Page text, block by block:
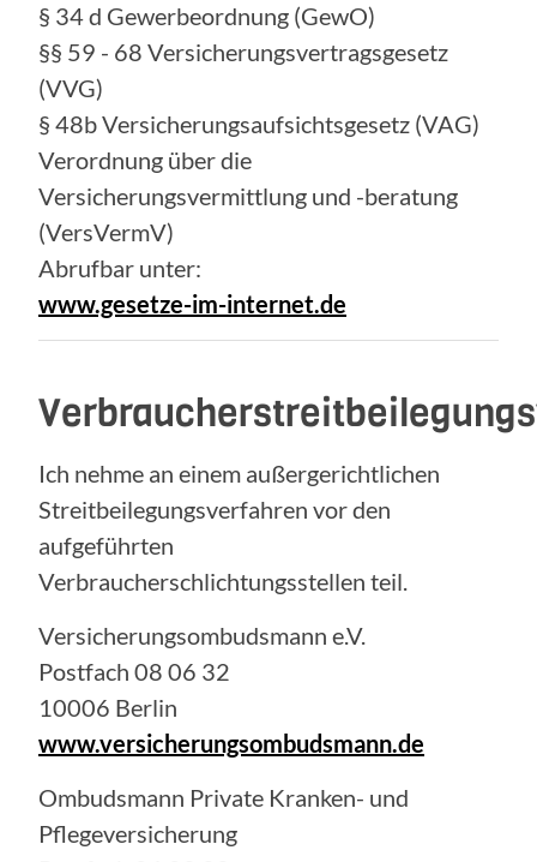
§ 34 d Gewerbeordnung (GewO)
§§ 59 - 68 Versicherungsvertragsgesetz
(VVG)
§ 48b Versicherungsaufsichtsgesetz (VAG)
Verordnung über die
Versicherungsvermittlung und -beratung
(VersVermV)
Abrufbar unter:
www.gesetze-im-internet.de
Ich nehme an einem außergerichtlichen
Streitbeilegungsverfahren vor den
aufgeführten
Verbraucherschlichtungsstellen teil.
Versicherungsombudsmann e.V.
Postfach 08 06 32
10006 Berlin
www.versicherungsombudsmann.de
Ombudsmann Private Kranken- und
Pflegeversicherung